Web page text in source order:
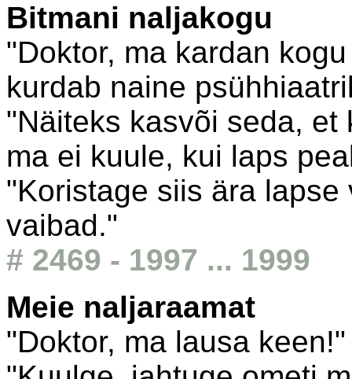
Bitmani naljakogu
"Doktor, ma kardan
kurdab naine
"Näiteks kasvõi seda,
ma ei kuule, kui laps
"Koristage siis ära
vaibad."
# 2469 - 1997 ... 1999
Meie naljaraamat
"Doktor, ma lausa keen!"